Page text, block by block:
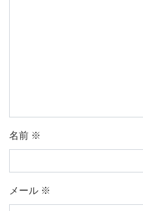
名前 ※
メール ※